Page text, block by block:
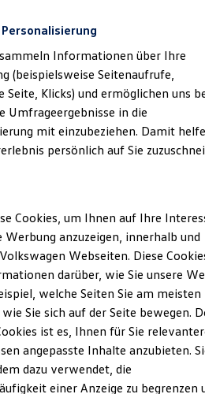
mit Schlussrate
und Garantien
Class bei Volkswagen
der ID. Modelle
im Winter
)
Service
ihn nutzen?
Informationen über Ihre
(beispielsweise Seitenaufrufe,
Seite, Klicks) und ermöglichen uns
Umfrageergebnisse in die
mit einzubeziehen. Damit
persönlich auf Sie
Cookies, um Ihnen auf Ihre
Werbung anzuzeigen, innerhalb und
Webseiten. Diese
darüber, wie Sie unsere
welche Seiten Sie am meisten
Sie sich auf der Seite bewegen.
ist es, Ihnen für Sie
angepasste Inhalte anzubieten.
dazu verwendet, die
einer Anzeige zu begrenzen